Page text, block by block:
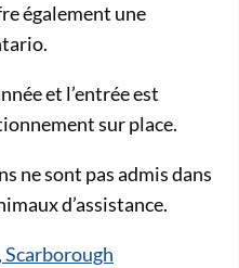
également une
et l’entrée est
sur place.
ne sont pas admis dans
d’assistance.
Scarborough